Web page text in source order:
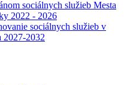
sociálnych služieb Mesta
2022 - 2026
sociálnych služieb v
2027-2032